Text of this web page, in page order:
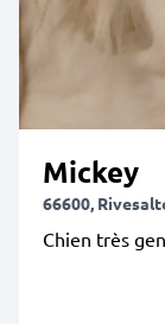
Mickey
66600,
Chien très